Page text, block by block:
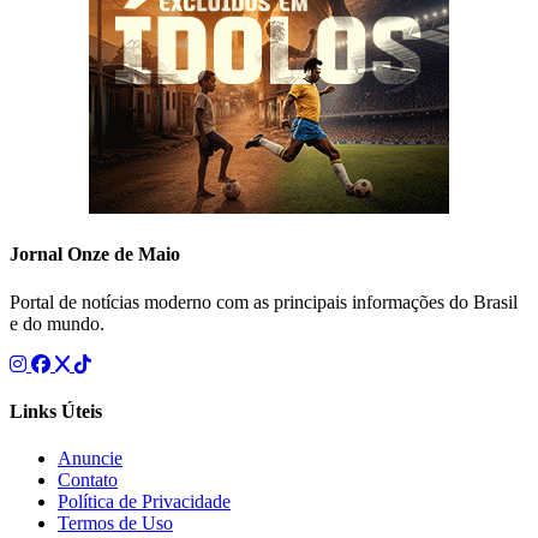
Jornal Onze de Maio
Portal de notícias moderno com as principais informações do Brasil
e do mundo.
Links Úteis
Anuncie
Contato
Política de Privacidade
Termos de Uso